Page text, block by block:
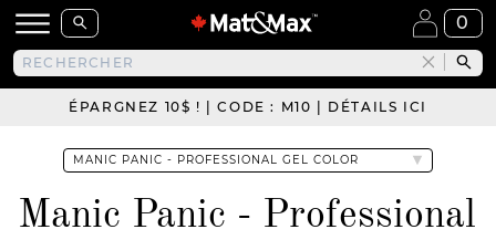
0
ÉPARGNEZ 10$ ! | CODE : M10 | DÉTAILS ICI
Manic Panic - Professional